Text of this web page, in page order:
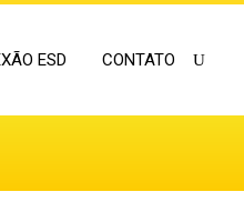
ESD CONTATO